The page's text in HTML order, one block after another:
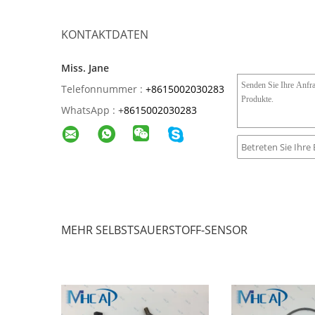
KONTAKTDATEN
Miss. Jane
Telefonnummer : +8615002030283
WhatsApp : +8615002030283
MEHR SELBSTSAUERSTOFF-SENSOR